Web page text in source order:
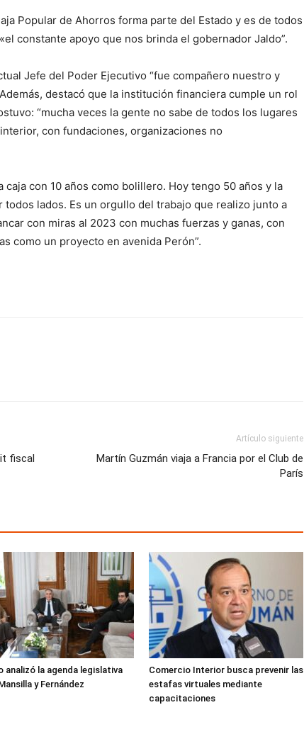
Popular de Ahorros forma parte del Estado y es de todos
constante apoyo que nos brinda el gobernador Jaldo”.
Jefe del Poder Ejecutivo “fue compañero nuestro y
destacó que la institución financiera cumple un rol
“mucha veces la gente no sabe de todos los lugares
con fundaciones, organizaciones no
con 10 años como bolillero. Hoy tengo 50 años y la
lados. Es un orgullo del trabajo que realizo junto a
con miras al 2023 con muchas fuerzas y ganas, con
como un proyecto en avenida Perón”.
fiscal
Artículo siguiente
Martín Guzmán viaja a Francia por el Club de
París
analizó la agenda legislativa
y Fernández
Comercio Interior busca prevenir las
estafas virtuales mediante
capacitaciones